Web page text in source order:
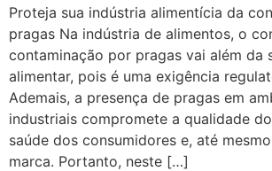
Proteja sua indústria alimentícia da
pragas Na indústria de alimentos, o
contaminação por pragas vai além da
alimentar, pois é uma exigência
Ademais, a presença de pragas em
industriais compromete a qualidade
saúde dos consumidores e, até
marca. Portanto, neste […]